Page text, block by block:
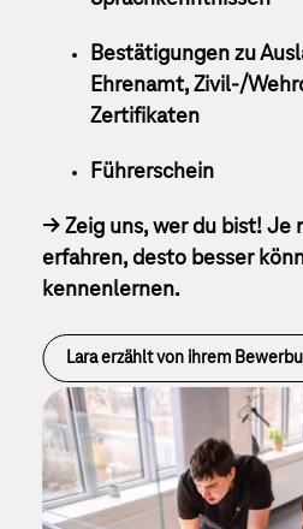
Bestätigungen zu
Ehrenamt, Zivil-/
Zertifikaten
Führerschein
-> Zeig uns, wer du bist! Je
erfahren, desto besser
kennenlernen.
Lara erzählt von ihrem